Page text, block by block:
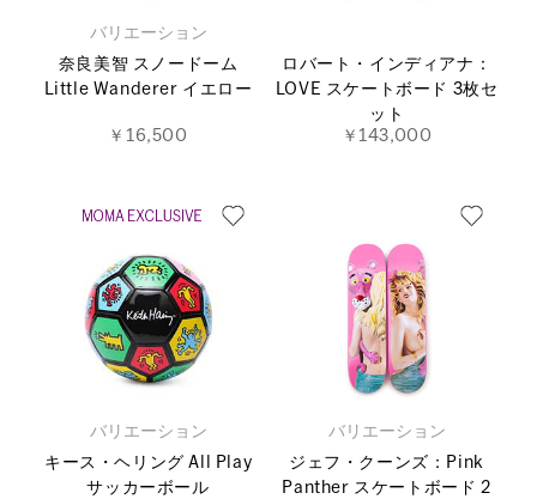
バリエーション
奈良美智 スノードーム
Little Wanderer イエロー
￥16,500
ロバート・インディアナ：
LOVE スケートボード 3枚セ
ット
￥143,000
バリエーション
キース・ヘリング All Play
サッカーボール
バリエーション
ジェフ・クーンズ：Pink
Panther スケートボード 2